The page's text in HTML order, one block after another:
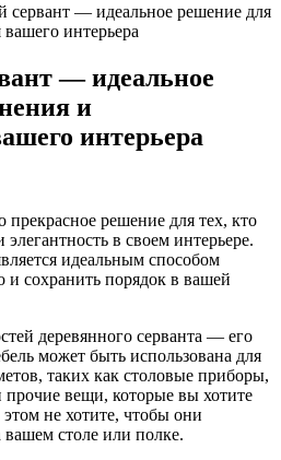
сервант — идеальное решение для
интерьера
— идеальное
и
интерьера
решение для тех, кто
в своем интерьере.
идеальным способом
и сохранить порядок в вашей
деревянного серванта — его
может быть использована для
таких как столовые приборы,
прочие вещи, которые вы хотите
не хотите, чтобы они
столе или полке.